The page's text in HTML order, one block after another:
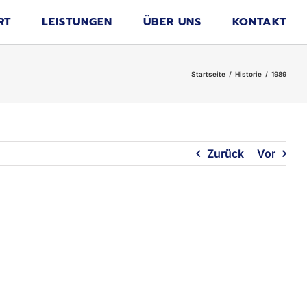
LEISTUNGEN ÜBER UNS KONTAKT
Startseite Historie 1989
Zurück Vor